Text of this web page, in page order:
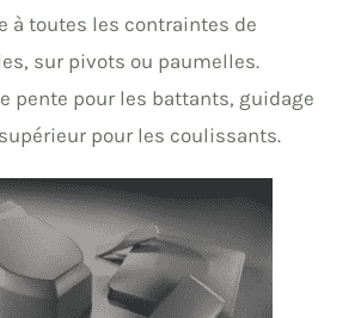
à toutes les contraintes de
sur pivots ou paumelles.
pente pour les battants, guidage
pour les coulissants.